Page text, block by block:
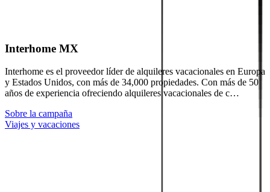
Interhome MX
Interhome es el proveedor líder de alquileres vacacionales en Europa
y Estados Unidos, con más de 34,000 propiedades. Con más de 50
años de experiencia ofreciendo alquileres vacacionales de c…
Sobre la campaña
Viajes y vacaciones